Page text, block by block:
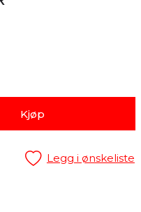
Kjøp
Legg i ønskeliste